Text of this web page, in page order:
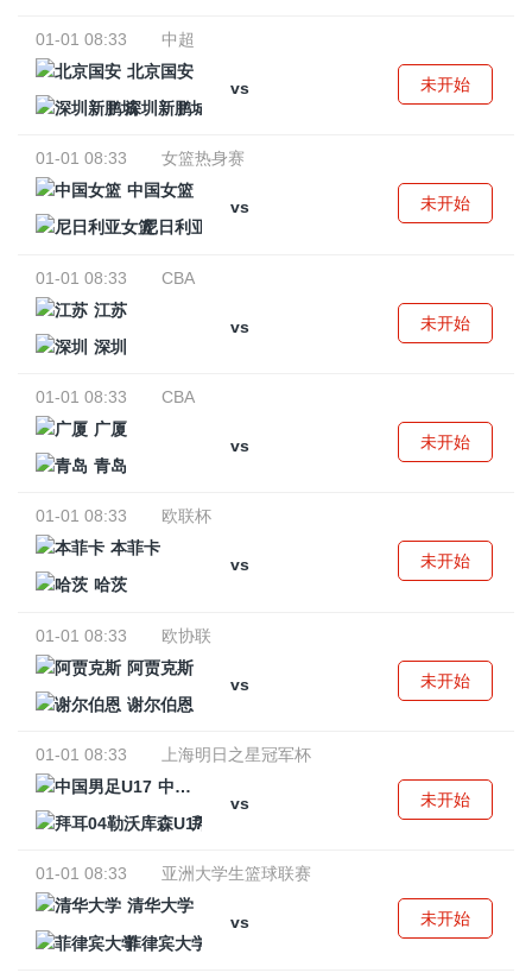
01-01 08:33
中超
北京国安
vs
深圳新鹏城
未开始
01-01 08:33
女篮热身赛
中国女篮
vs
尼日利亚女篮
未开始
01-01 08:33
CBA
江苏
vs
深圳
未开始
01-01 08:33
CBA
广厦
vs
青岛
未开始
01-01 08:33
欧联杯
本菲卡
vs
哈茨
未开始
01-01 08:33
欧协联
阿贾克斯
vs
谢尔伯恩
未开始
01-01 08:33
上海明日之星冠军杯
中国男足U17
vs
拜耳04勒沃库森U17
未开始
01-01 08:33
亚洲大学生篮球联赛
清华大学
vs
菲律宾大学
未开始